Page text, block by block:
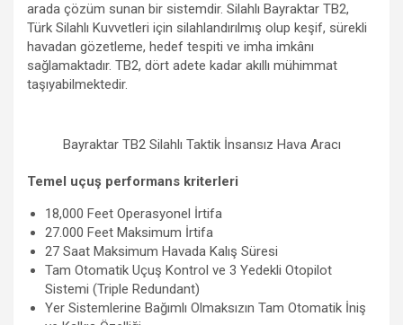
arada çözüm sunan bir sistemdir. Silahlı Bayraktar TB2,
Türk Silahlı Kuvvetleri için silahlandırılmış olup keşif, sürekli
havadan gözetleme, hedef tespiti ve imha imkânı
sağlamaktadır. TB2, dört adete kadar akıllı mühimmat
taşıyabilmektedir.
Bayraktar TB2 Silahlı Taktik İnsansız Hava Aracı
Temel uçuş performans kriterleri
18,000 Feet Operasyonel İrtifa
27.000 Feet Maksimum İrtifa
27 Saat Maksimum Havada Kalış Süresi
Tam Otomatik Uçuş Kontrol ve 3 Yedekli Otopilot
Sistemi (Triple Redundant)
Yer Sistemlerine Bağımlı Olmaksızın Tam Otomatik İniş